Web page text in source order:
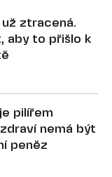
ztracená.
aby to přišlo k
pilířem
nemá být
peněz